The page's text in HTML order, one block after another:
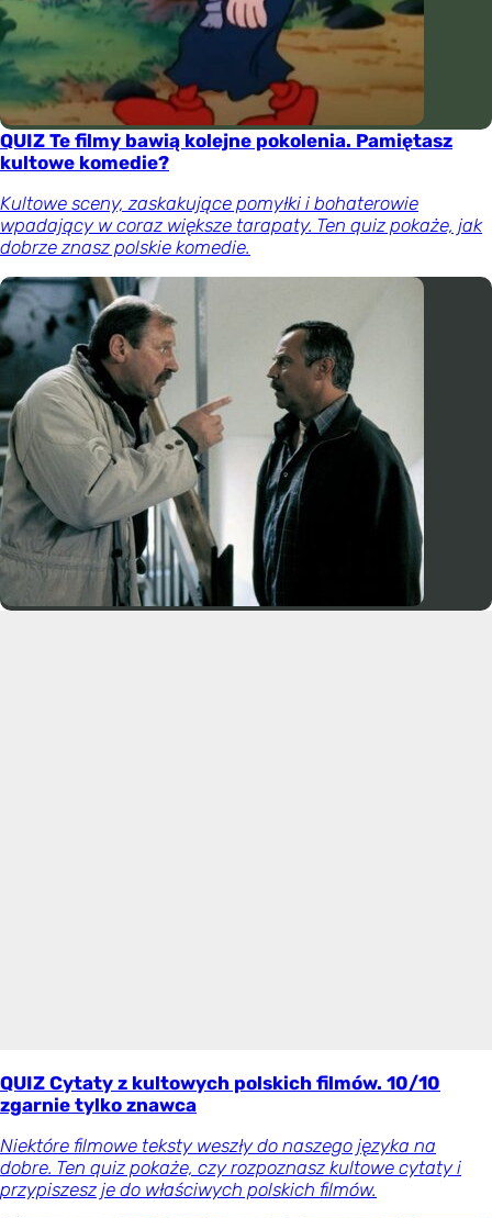
QUIZ Te filmy bawią kolejne pokolenia. Pamiętasz
kultowe komedie?
Kultowe sceny, zaskakujące pomyłki i bohaterowie
wpadający w coraz większe tarapaty. Ten quiz pokaże, jak
dobrze znasz polskie komedie.
QUIZ Cytaty z kultowych polskich filmów. 10/10
zgarnie tylko znawca
Niektóre filmowe teksty weszły do naszego języka na
dobre. Ten quiz pokaże, czy rozpoznasz kultowe cytaty i
przypiszesz je do właściwych polskich filmów.